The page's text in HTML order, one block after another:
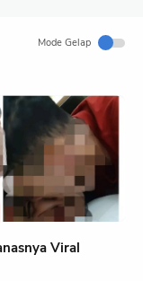
Mode Gelap
Viral